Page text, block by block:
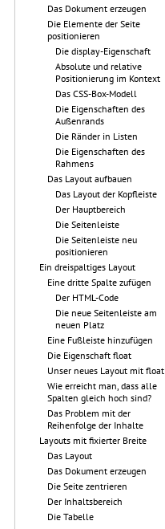
Das Dokument erzeugen
Die Elemente der Seite
positionieren
Die display-Eigenschaft
Absolute und relative
Positionierung im Kontext
Das CSS-Box-Modell
Die Eigenschaften des
Außenrands
Die Ränder in Listen
Die Eigenschaften des
Rahmens
Das Layout aufbauen
Das Layout der Kopfleiste
Der Hauptbereich
Die Seitenleiste
Die Seitenleiste neu
positionieren
Ein dreispaltiges Layout
Eine dritte Spalte zufügen
Der HTML-Code
Die neue Seitenleiste am
neuen Platz
Eine Fußleiste hinzufügen
Die Eigenschaft float
Unser neues Layout mit float
Wie erreicht man, dass alle
Spalten gleich hoch sind?
Das Problem mit der
Reihenfolge der Inhalte
Layouts mit fixierter Breite
Das Layout
Das Dokument erzeugen
Die Seite zentrieren
Der Inhaltsbereich
Die Tabelle